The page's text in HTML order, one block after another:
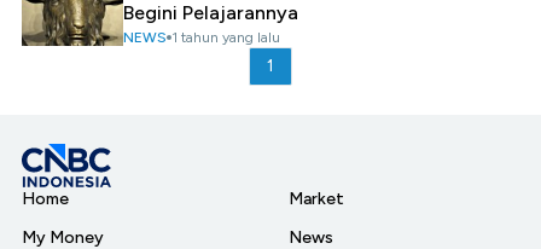
Begini Pelajarannya
NEWS 1 tahun yang lalu
1
Home
My Money
Market
News